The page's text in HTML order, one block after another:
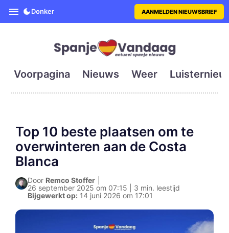
SpanjeVandaag is de eerste
Donker AANMELDEN NIEUWSBRIEF
Voorpagina Nieuws Weer
Top 10 beste plaatsen om te
overwinteren aan de Costa
Blanca
Door Remco Stoffer
26 september 2025 om 07:15 | 3 min. leestijd
Bijgewerkt op: 14 juni 2026 om 17:01